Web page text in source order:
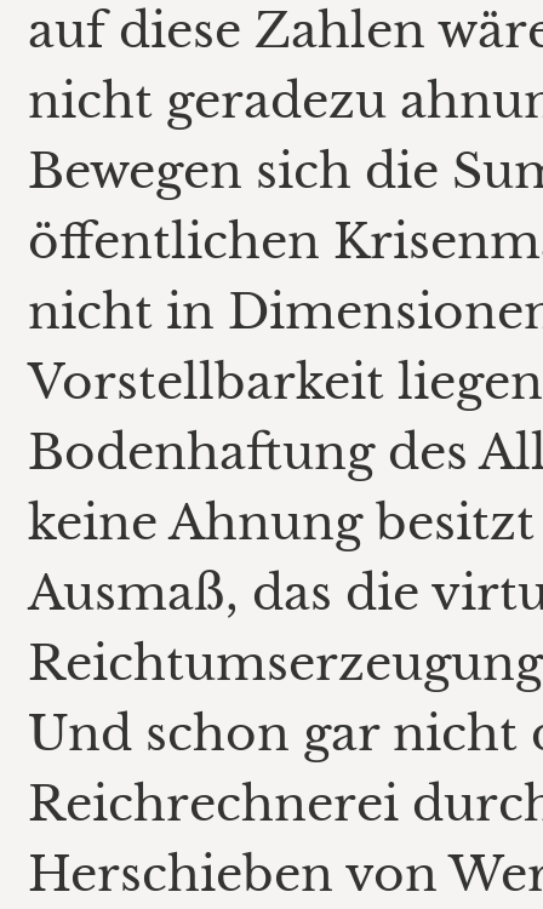
auf diese Zahlen
nicht geradezu
Bewegen sich die
öffentlichen
nicht in
Vorstellbarkeit
Bodenhaftung des
keine Ahnung
Ausmaß, das die
Und schon gar nicht
Reichrechnerei
Herschieben von